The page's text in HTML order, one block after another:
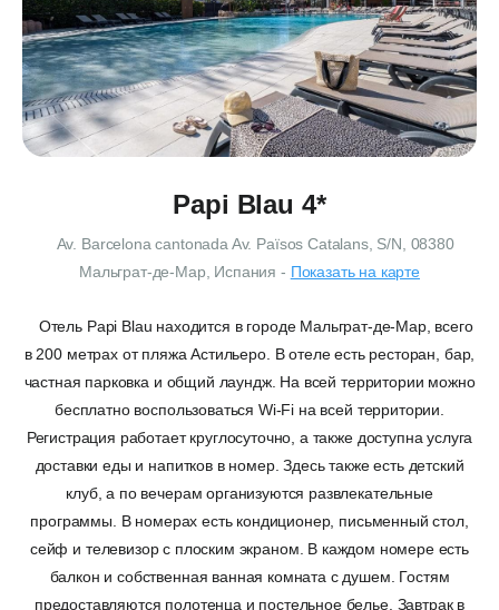
Papi Blau 4*
Av. Barcelona cantonada Av. Països Catalans, S/N, 08380
Мальграт-де-Мар, Испания- Показать на карте
Отель Papi Blau находится в городе Мальграт-де-Мар, всего
в 200 метрах от пляжа Астильеро. В отеле есть ресторан, бар,
частная парковка и общий лаундж. На всей территории можно
бесплатно воспользоваться Wi-Fi на всей территории.
Регистрация работает круглосуточно, а также доступна услуга
доставки еды и напитков в номер. Здесь также есть детский
клуб, а по вечерам организуются развлекательные
программы. В номерах есть кондиционер, письменный стол,
сейф и телевизор с плоским экраном. В каждом номере есть
балкон и собственная ванная комната с душем. Гостям
предоставляются полотенца и постельное белье. Завтрак в